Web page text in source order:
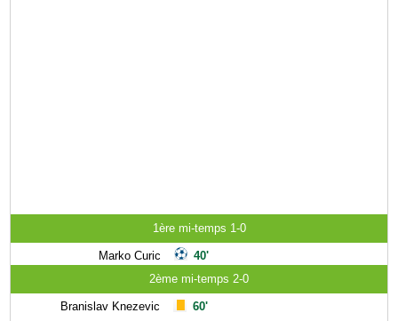
1ère mi-temps 1-0
Marko Curic
40'
2ème mi-temps 2-0
Branislav Knezevic 60'